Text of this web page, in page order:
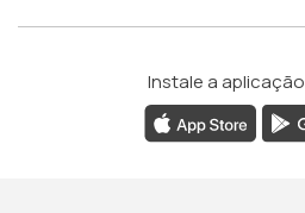
Instale a aplicação